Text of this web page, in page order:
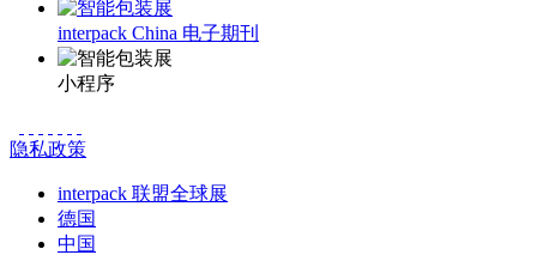
interpack China 电子期刊
小程序
隐私政策
interpack 联盟全球展
德国
中国